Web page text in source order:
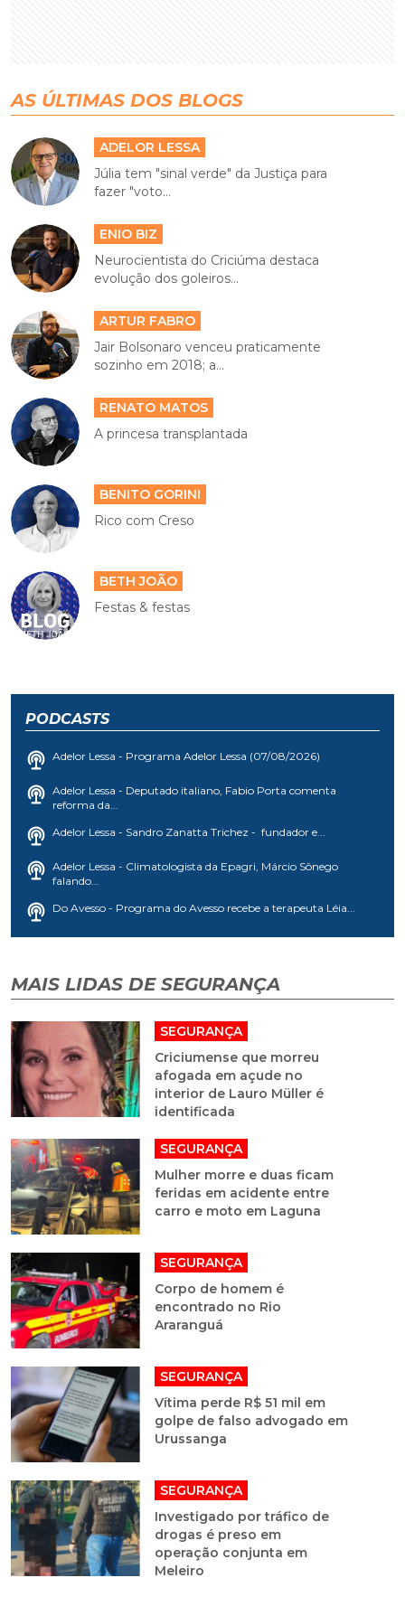
AS ÚLTIMAS DOS BLOGS
ADELOR LESSA
Júlia tem "sinal verde" da Justiça para
fazer "voto...
ENIO BIZ
Neurocientista do Criciúma destaca
evolução dos goleiros...
ARTUR FABRO
Jair Bolsonaro venceu praticamente
sozinho em 2018; a...
RENATO MATOS
A princesa transplantada
BENITO GORINI
Rico com Creso
BETH JOÃO
Festas & festas
PODCASTS
Adelor Lessa - Programa Adelor Lessa (07/08/2026)
Adelor Lessa - Deputado italiano, Fabio Porta comenta
reforma da...
Adelor Lessa - Sandro Zanatta Trichez - fundador e...
Adelor Lessa - Climatologista da Epagri, Márcio Sônego
falando...
Do Avesso - Programa do Avesso recebe a terapeuta Léia...
MAIS LIDAS DE SEGURANÇA
SEGURANÇA
Criciumense que morreu
afogada em açude no
interior de Lauro Müller é
identificada
SEGURANÇA
Mulher morre e duas ficam
feridas em acidente entre
carro e moto em Laguna
SEGURANÇA
Corpo de homem é
encontrado no Rio
Araranguá
SEGURANÇA
Vítima perde R$ 51 mil em
golpe de falso advogado em
Urussanga
SEGURANÇA
Investigado por tráfico de
drogas é preso em
operação conjunta em
Meleiro